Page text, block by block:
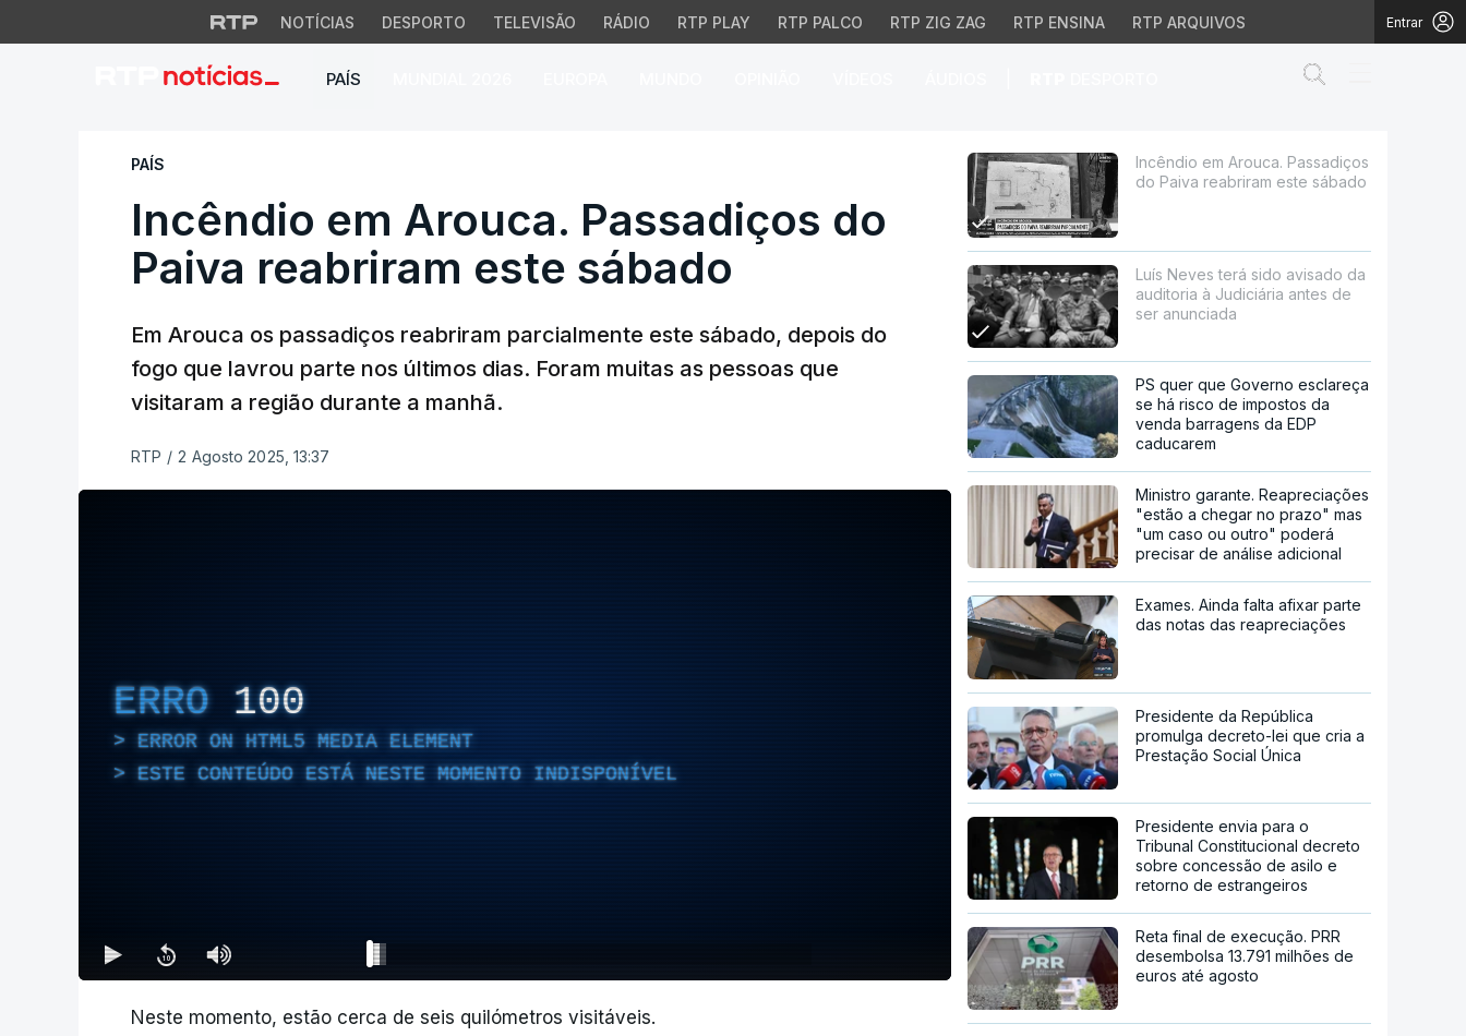
NOTÍCIAS DESPORTO TELEVISÃO RÁDIO RTP PLAY RTP PALCO RTP ZIG ZAG RTP ENSINA RTP ARQUIVOS Entrar
PAÍS
Incêndio em Arouca. Passadiços do Paiva reabriram este sábado
PAÍS
Incêndio em Arouca. Passadiços do
Paiva reabriram este sábado
Em Arouca os passadiços reabriram parcialmente este sábado, depois do
fogo que lavrou parte nos últimos dias. Foram muitas as pessoas que
visitaram a região durante a manhã.
RTP / 2 Agosto 2025, 13:37
ERRO 100
ERROR ON HTML5 MEDIA ELEMENT
ESTE CONTEÚDO ESTÁ NESTE MOMENTO INDISPONÍVEL
Neste momento, estão cerca de seis quilómetros visitáveis.
Incêndio em Arouca. Passadiços
do Paiva reabriram este sábado
Luís Neves terá sido avisado da
auditoria à Judiciária antes de
ser anunciada
PS quer que Governo esclareça
se há risco de impostos da
venda barragens da EDP
caducarem
Ministro garante. Reapreciações
"estão a chegar no prazo" mas
"um caso ou outro" poderá
precisar de análise adicional
Exames. Ainda falta afixar parte
das notas das reapreciações
Presidente da República
promulga decreto-lei que cria a
Prestação Social Única
Presidente envia para o
Tribunal Constitucional decreto
sobre concessão de asilo e
retorno de estrangeiros
Reta final de execução. PRR
desembolsa 13.791 milhões de
euros até agosto